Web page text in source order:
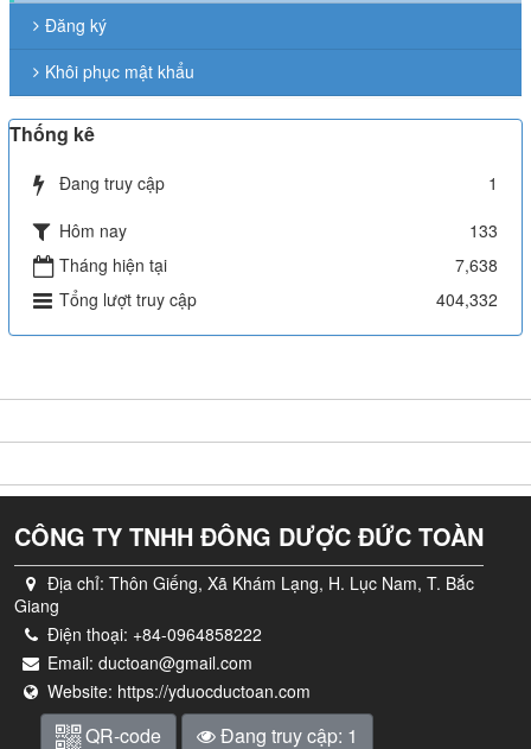
Đăng ký
Khôi phục mật khẩu
Thống kê
Đang truy cập
1
Hôm nay
133
Tháng hiện tại
7,638
Tổng lượt truy cập
404,332
CÔNG TY TNHH ĐÔNG DƯỢC ĐỨC TOÀN
Địa chỉ: Thôn Giếng, Xã Khám Lạng, H. Lục Nam, T. Bắc
Giang
Điện thoại: +84-0964858222
Email: ductoan@gmail.com
Website: https://yduocductoan.com
QR-code Đang truy cập: 1